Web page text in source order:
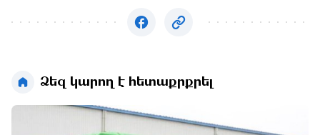
Ձեզ կարող է հետաքրքրել